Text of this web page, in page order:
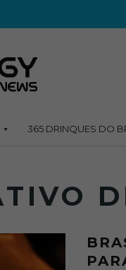
365 DRINQUES DO